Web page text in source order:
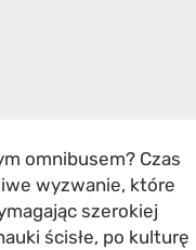
omnibusem? Czas
wyzwanie, które
szerokiej
ścisłe, po kulturę